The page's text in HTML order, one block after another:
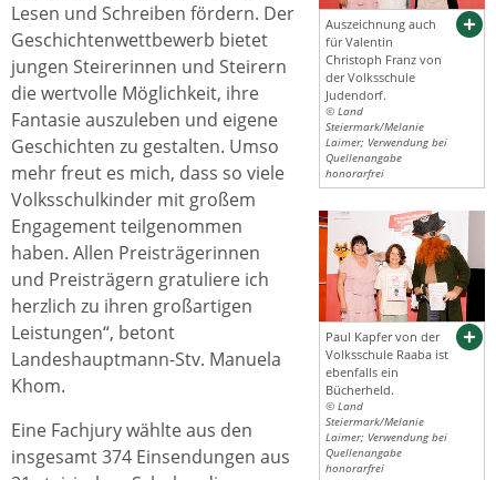
Auszeichnung auch
für Valentin
Christoph Franz von
der Volksschule
Judendorf.
© Land
Steiermark/Melanie
Laimer; Verwendung bei
Quellenangabe
honorarfrei
Paul Kapfer von der
Volksschule Raaba ist
ebenfalls ein
Bücherheld.
© Land
Steiermark/Melanie
Laimer; Verwendung bei
Quellenangabe
honorarfrei
Lesen und Schreiben fördern. Der
Geschichtenwettbewerb bietet
jungen Steirerinnen und Steirern
die wertvolle Möglichkeit, ihre
Fantasie auszuleben und eigene
Geschichten zu gestalten. Umso
mehr freut es mich, dass so viele
Volksschulkinder mit großem
Engagement teilgenommen
haben. Allen Preisträgerinnen
und Preisträgern gratuliere ich
herzlich zu ihren großartigen
Leistungen“, betont
Landeshauptmann-Stv. Manuela
Khom.
Eine Fachjury wählte aus den
insgesamt 374 Einsendungen aus